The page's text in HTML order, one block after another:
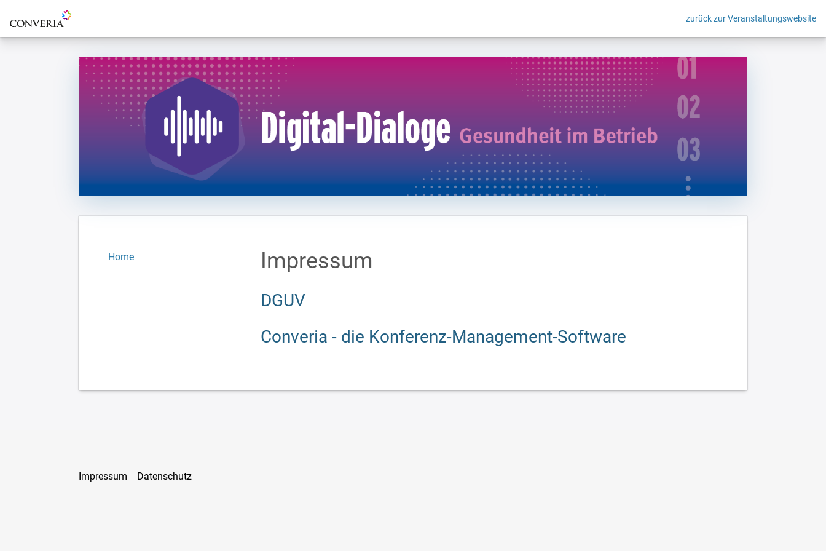
Zur Startseite zurück zur Veranstaltungswebsite
Home Impressum
DGUV
Converia - die Konferenz-Management-Software
Impressum Datenschutz